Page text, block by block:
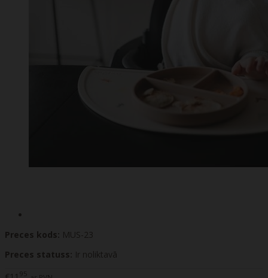
Preces kods: MUS-23
Preces statuss: Ir noliktavā
95